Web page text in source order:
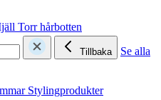
Torr hårbotten
Tillbaka
Se alla
Stylingprodukter